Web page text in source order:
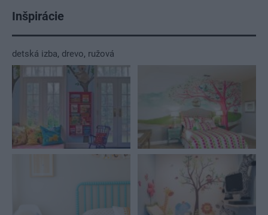
Inšpirácie
detská izba, drevo, ružová